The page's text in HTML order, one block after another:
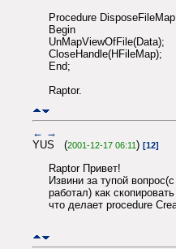
Procedure
Begin
UnMapViewOfFile(Data);
CloseHandle(HFileMap);
End;
Raptor.
← →
YUS (2001-12-17 06:11) [12]
Raptor Привет!
Извини за тупой
работал) как
что делает procedure